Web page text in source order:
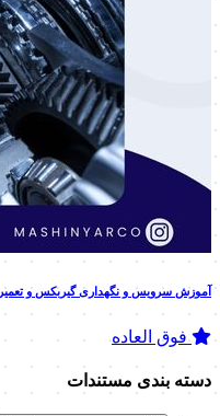
آموزش سرویس و نگهداری گیربکس و تعمیر
فوق العاده
دسته بندی مستندات